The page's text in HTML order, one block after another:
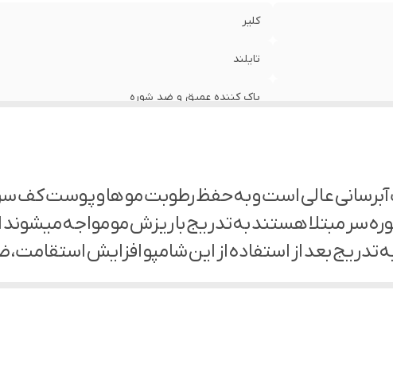
کلیر
تایلند
پاک کننده عمیق و ضد شوره
آبرسانی عالی است و به حفظ رطوبت مو ها و پوست کف
سر مبتلا هستند به تدریج با ریزش مو مواجه
تدریج بعد از استفاده از این شامپو افزایش
در برابر شوره سر